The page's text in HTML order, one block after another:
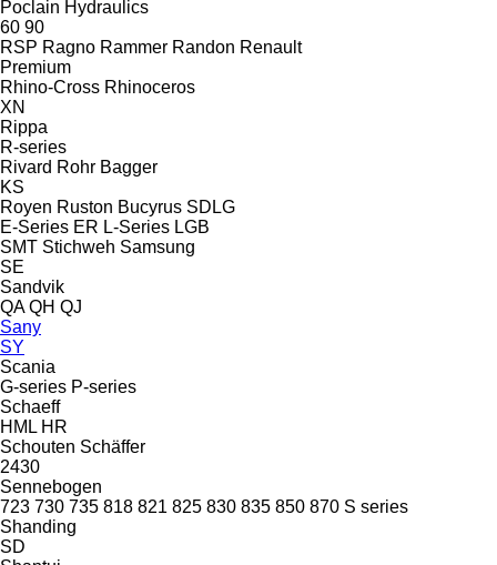
Poclain Hydraulics
60 90
RSP Ragno Rammer Randon Renault
Premium
Rhino-Cross Rhinoceros
XN
Rippa
R-series
Rivard Rohr Bagger
KS
Royen Ruston Bucyrus SDLG
E-Series ER L-Series LGB
SMT Stichweh Samsung
SE
Sandvik
QA QH QJ
Sany
SY
Scania
G-series P-series
Schaeff
HML HR
Schouten Schäffer
2430
Sennebogen
723 730 735 818 821 825 830 835 850 870 S series
Shanding
SD